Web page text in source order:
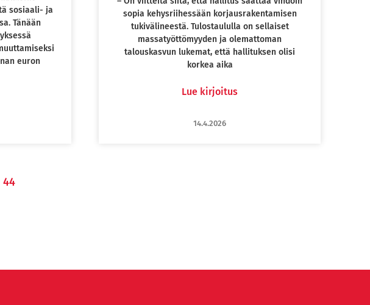
sosiaali- ja
Tänään
euron
sopia kehysriihessään korjausrakentamisen
tukivälineestä. Tulostaululla on sellaiset
massatyöttömyyden ja olemattoman
talouskasvun lukemat, että hallituksen olisi
korkea aika
Lue kirjoitus
14.4.2026
44